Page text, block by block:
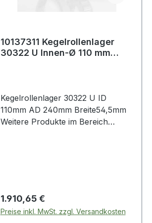
10137311 Kegelrollenlager
30322 U Innen-Ø 110 mm
Kegelrollenlager 30322 U ID
110mm AD 240mm Breite54,5mm
Weitere Produkte im Bereich
Regulärer Preis:
1.910,65 €
Preise inkl. MwSt. zzgl. Versandkosten